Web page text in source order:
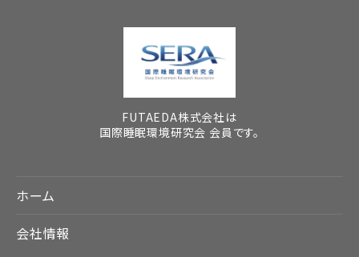
FUTAEDA株式会社は
国際睡眠環境研究会 会員です。
ホーム
会社情報